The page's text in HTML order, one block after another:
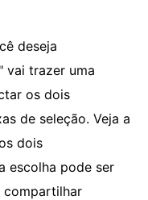
deseja
vai trazer uma
os dois
de seleção. Veja a
dois
escolha pode ser
compartilhar